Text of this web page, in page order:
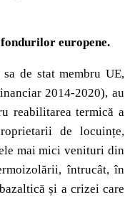
europene.
de stat membru UE,
2014-2020), au
reabilitarea termică a
de locuințe,
mai mici venituri din
întrucât, în
și a crizei care